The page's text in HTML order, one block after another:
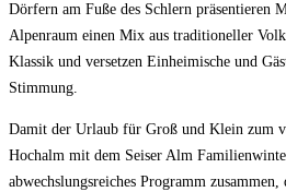
Dörfern am Fuße des Schlern präsentieren
Alpenraum einen Mix aus traditioneller
Klassik und versetzen Einheimische und
Stimmung.
Damit der Urlaub für Groß und Klein zum
Hochalm mit dem Seiser Alm
abwechslungsreiches Programm